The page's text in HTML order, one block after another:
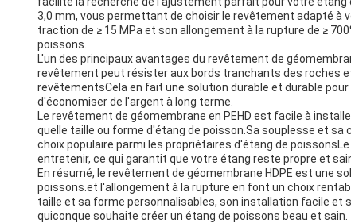
3,0 mm, vous permettant de choisir le revêtement adapté à
traction de ≥ 15 MPa et son allongement à la rupture de ≥
poissons.
L'un des principaux avantages du revêtement de
revêtement peut résister aux bords tranchants des roches
revêtementsCela en fait une solution durable et durable
d'économiser de l'argent à long terme.
Le revêtement de géomembrane en PEHD est facile à
quelle taille ou forme d'étang de poisson.Sa souplesse et
choix populaire parmi les propriétaires d'étang de
entretenir, ce qui garantit que votre étang reste propre et
En résumé, le revêtement de géomembrane HDPE est une
poissons.et l'allongement à la rupture en font un choix
taille et sa forme personnalisables, son installation facile et
quiconque souhaite créer un étang de poissons beau et sain.